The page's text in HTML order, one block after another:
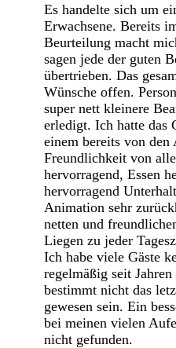
Es handelte sich um
Erwachsene. Bereits
Beurteilung macht
sagen jede der guten
übertrieben. Das
Wünsche offen.
super nett kleinere
erledigt. Ich hatte das
einem bereits von den
Freundlichkeit von
hervorragend, Essen
hervorragend
Animation sehr
netten und
Liegen zu jeder
Ich habe viele Gäste
regelmäßig seit
bestimmt nicht das
gewesen sein. Ein
bei meinen vielen
nicht gefunden.